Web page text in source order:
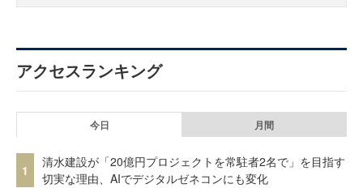
アクセスランキング
今日 月間
1
清水建設が「20億円プロジェクトを常駐者2名で」を目指す
切実な理由、AIでデジタルゼネコンにも変化